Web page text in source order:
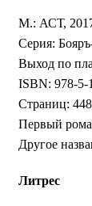
М.: АСТ,
Серия:
Выход по
ISBN: 978-5-
Страниц: 448
Первый
Другое
Литрес